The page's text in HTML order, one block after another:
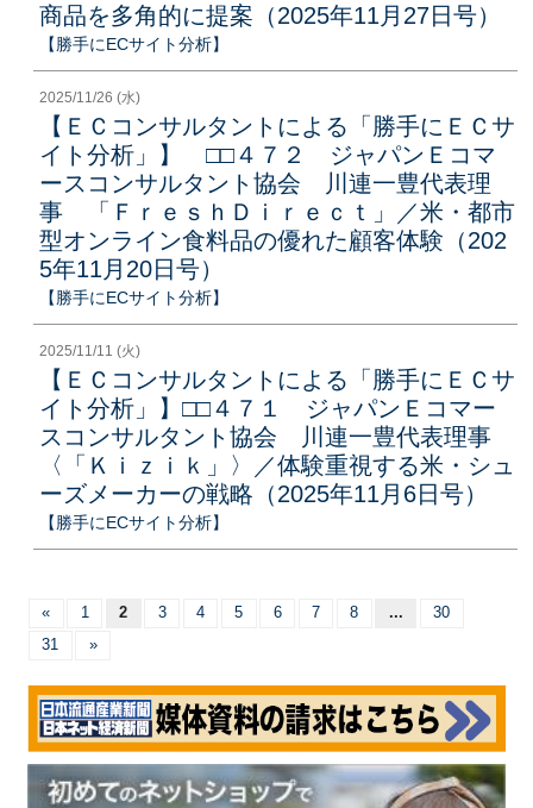
商品を多角的に提案（2025年11月27日号）
【勝手にECサイト分析】
2025/11/26 (水)
【ＥＣコンサルタントによる「勝手にＥＣサ
イト分析」】 □□４７２ ジャパンＥコマ
ースコンサルタント協会 川連一豊代表理
事 「ＦｒｅｓｈＤｉｒｅｃｔ」／米・都市
型オンライン食料品の優れた顧客体験（202
5年11月20日号）
【勝手にECサイト分析】
2025/11/11 (火)
【ＥＣコンサルタントによる「勝手にＥＣサ
イト分析」】□□４７１ ジャパンＥコマー
スコンサルタント協会 川連一豊代表理事
〈「Ｋｉｚｉｋ」〉／体験重視する米・シュ
ーズメーカーの戦略（2025年11月6日号）
【勝手にECサイト分析】
« 1 2 3 4 5 6 7 8 ...
30
31
»